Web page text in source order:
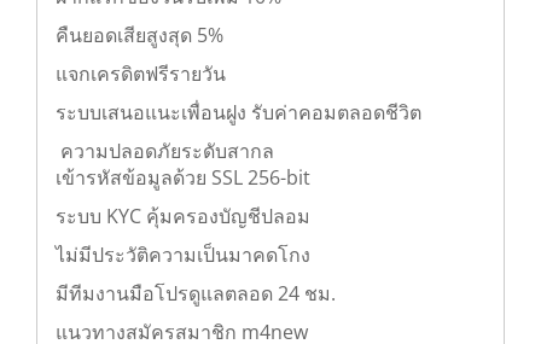
ฝากแรกของวันรับเพิ่ม 10%
คืนยอดเสียสูงสุด 5%
แจกเครดิตฟรีรายวัน
ระบบเสนอแนะเพื่อนฝูง รับค่าคอมตลอดชีวิต
️ ความปลอดภัยระดับสากล
เข้ารหัสข้อมูลด้วย SSL 256-bit
ระบบ KYC คุ้มครองบัญชีปลอม
ไม่มีประวัติความเป็นมาคดโกง
มีทีมงานมือโปรดูแลตลอด 24 ชม.